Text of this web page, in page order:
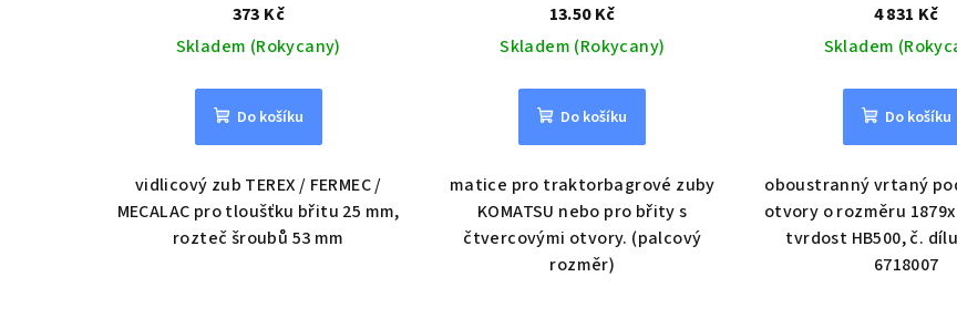
373 Kč
Skladem (Rokycany)
Do košíku
vidlicový zub TEREX / FERMEC /
MECALAC pro tloušťku břitu 25 mm,
rozteč šroubů 53 mm
13.50 Kč
Skladem (Rokycany)
Do košíku
matice pro traktorbagrové zuby
KOMATSU nebo pro břity s
čtvercovými otvory. (palcový
rozměr)
4 831 Kč
Skladem
Do košíku
oboustranný vrtaný
otvory o rozměru
tvrdost HB500, č. dílu
6718007